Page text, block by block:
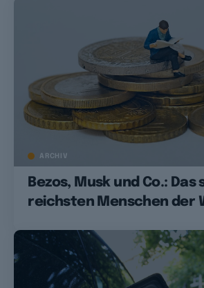
ARCHIV
Bezos, Musk und Co.: Das
reichsten Menschen der